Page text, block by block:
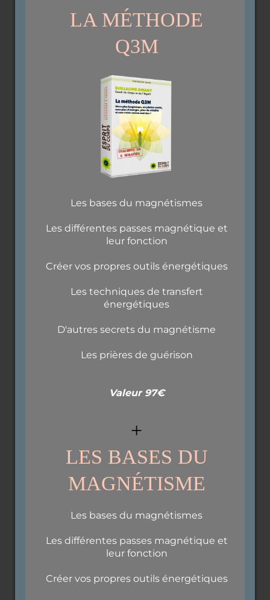
LA MÉTHODE
Q3M
Les bases du magnétismes
Les différentes passes magnétique et
leur fonction
Créer vos propres outils énergétiques
Les techniques de transfert
énergétiques
D'autres secrets du magnétisme
Les prières de guérison
Valeur 97€
+
LES BASES DU
MAGNÉTISME
Les bases du magnétismes
Les différentes passes magnétique et
leur fonction
Créer vos propres outils énergétiques